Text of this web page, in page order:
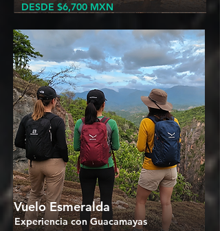
DESDE $6,700 MXN
Experiencia con Guacamayas
Vuelo Esmeralda